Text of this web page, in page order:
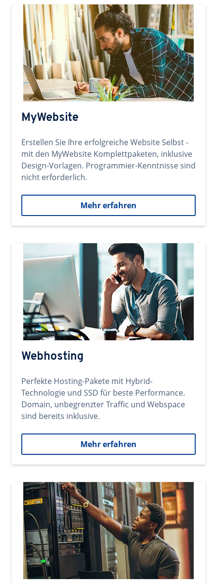
MyWebsite
Erstellen Sie Ihre erfolgreiche Website Selbst -
mit den MyWebsite Komplettpaketen, inklusive
Design-Vorlagen. Programmier-Kenntnisse sind
nicht erforderlich.
Mehr erfahren
Webhosting
Perfekte Hosting-Pakete mit Hybrid-
Technologie und SSD für beste Performance.
Domain, unbegrenzter Traffic und Webspace
sind bereits inklusive.
Mehr erfahren